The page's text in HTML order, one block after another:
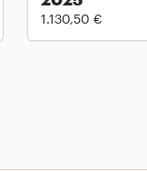
1.130,50 €